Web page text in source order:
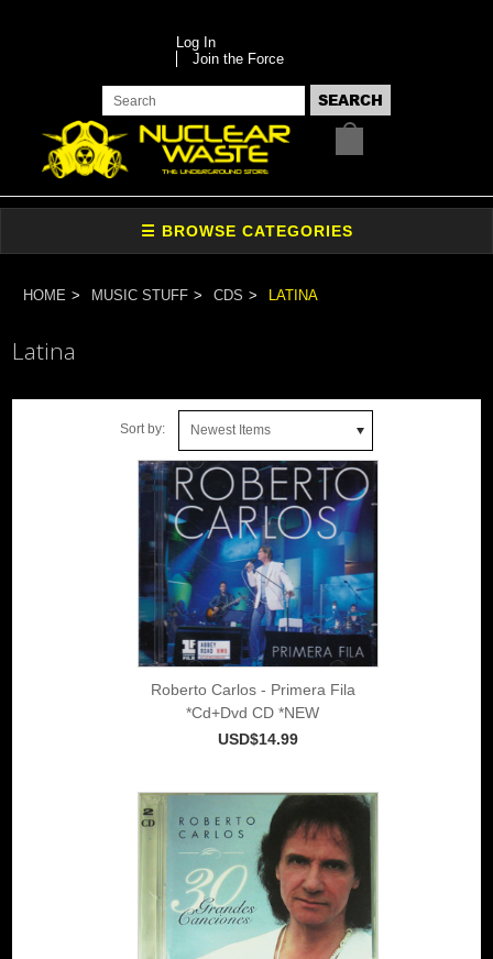
Log In
Join the Force
HOME MUSIC STUFF CDS LATINA
Latina
Sort by: Newest Items
Roberto Carlos - Primera Fila
*Cd+Dvd CD *NEW
USD$14.99